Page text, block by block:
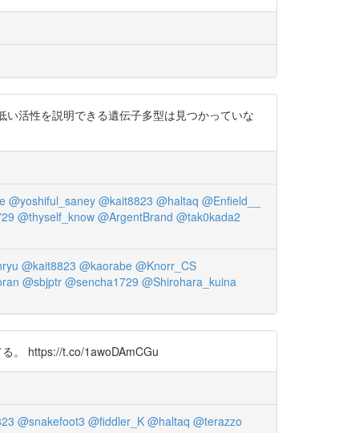
活性を説明できる遺伝子多型は見つかっていな
@yoshiful_saney @kait8823 @haltaq @Enfield__
@thyself_know @ArgentBrand @tak0kada2
@kait8823 @kaorabe @Knorr_CS
@sbjptr @sencha1729 @Shirohara_kuina
。 https://t.co/1awoDAmCGu
@snakefoot3 @fiddler_K @haltaq @terazzo